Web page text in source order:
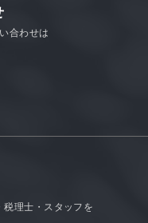
合わせは
税理士・スタッフを